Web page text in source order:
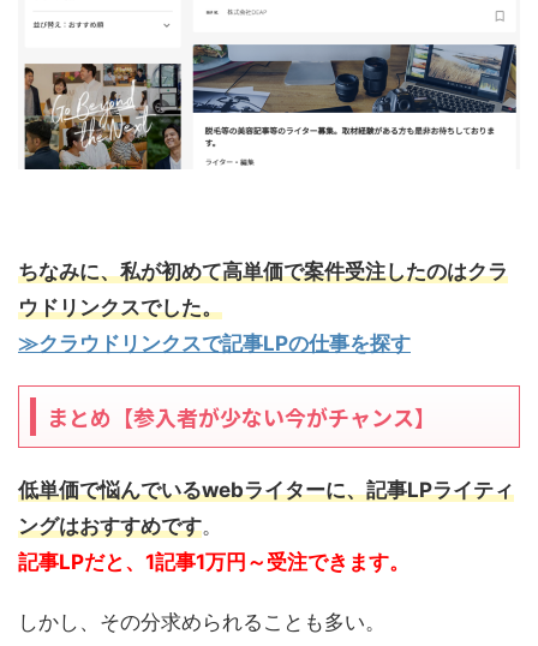
ちなみに、私が初めて高単価で案件受注したのはクラ
ウドリンクスでした。
≫クラウドリンクスで記事LPの仕事を探す
まとめ【参入者が少ない今がチャンス】
低単価で悩んでいるwebライターに、記事LPライティ
ングはおすすめです。
記事LPだと、1記事1万円～受注できます。
しかし、その分求められることも多い。